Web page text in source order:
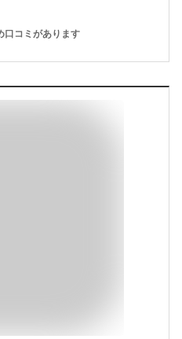
口コミがあります